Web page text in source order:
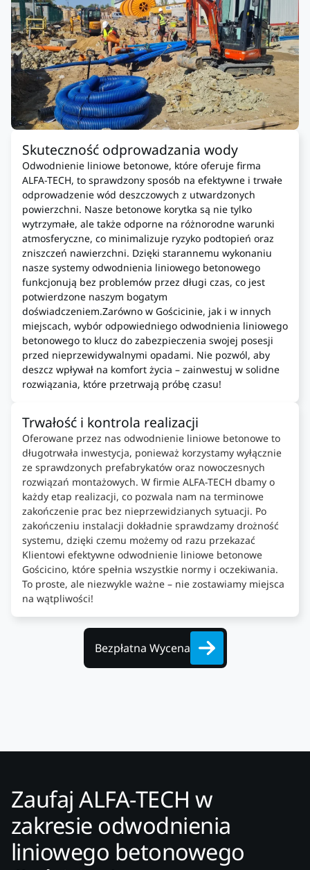
Skuteczność odprowadzania wody
Odwodnienie liniowe betonowe, które oferuje firma
ALFA-TECH, to sprawdzony sposób na efektywne i trwałe
odprowadzenie wód deszczowych z utwardzonych
powierzchni. Nasze betonowe korytka są nie tylko
wytrzymałe, ale także odporne na różnorodne warunki
atmosferyczne, co minimalizuje ryzyko podtopień oraz
zniszczeń nawierzchni. Dzięki starannemu wykonaniu
nasze systemy odwodnienia liniowego betonowego
funkcjonują bez problemów przez długi czas, co jest
potwierdzone naszym bogatym
doświadczeniem.Zarówno w Gościcinie, jak i w innych
miejscach, wybór odpowiedniego odwodnienia liniowego
betonowego to klucz do zabezpieczenia swojej posesji
przed nieprzewidywalnymi opadami. Nie pozwól, aby
deszcz wpływał na komfort życia – zainwestuj w solidne
rozwiązania, które przetrwają próbę czasu!
Trwałość i kontrola realizacji
Oferowane przez nas odwodnienie liniowe betonowe to
długotrwała inwestycja, ponieważ korzystamy wyłącznie
ze sprawdzonych prefabrykatów oraz nowoczesnych
rozwiązań montażowych. W firmie ALFA-TECH dbamy o
każdy etap realizacji, co pozwala nam na terminowe
zakończenie prac bez nieprzewidzianych sytuacji. Po
zakończeniu instalacji dokładnie sprawdzamy drożność
systemu, dzięki czemu możemy od razu przekazać
Klientowi efektywne odwodnienie liniowe betonowe
Gościcino, które spełnia wszystkie normy i oczekiwania.
To proste, ale niezwykle ważne – nie zostawiamy miejsca
na wątpliwości!
Bezpłatna Wycena
Zaufaj ALFA-TECH w
zakresie odwodnienia
liniowego betonowego